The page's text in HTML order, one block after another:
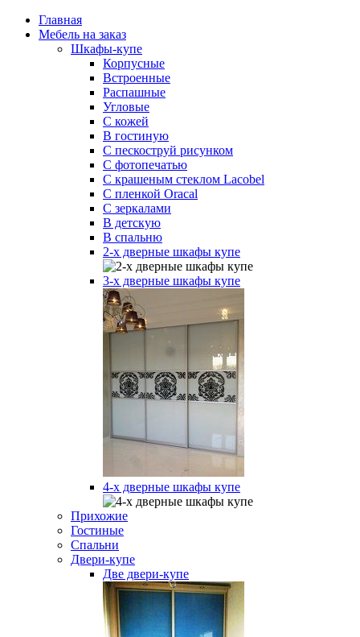
Главная
Мебель на заказ
Шкафы-купе
Корпусные
Встроенные
Распашные
Угловые
С кожей
В гостиную
С пескоструй рисунком
С фотопечатью
С крашеным стеклом Lacobel
С пленкой Oracal
С зеркалами
В детскую
В спальню
2-х дверные шкафы купе
3-х дверные шкафы купе
4-х дверные шкафы купе
Прихожие
Гостиные
Спальни
Двери-купе
Две двери-купе